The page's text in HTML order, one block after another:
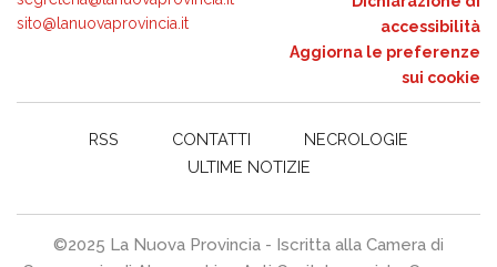
sito@lanuovaprovincia.it
accessibilità
Aggiorna le preferenze
sui cookie
RSS CONTATTI
NECROLOGIE
ULTIME NOTIZIE
©2025 La Nuova Provincia - Iscritta alla Camera di